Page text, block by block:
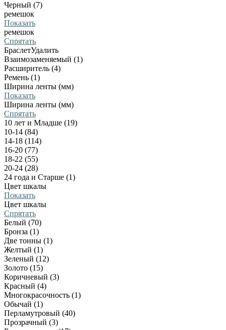
Черный (7)
ремешок
Показать
ремешок
Спрятать
БраслетУдалить
Взаимозаменяемый (1)
Расширитель (4)
Ремень (1)
Ширина ленты (мм)
Показать
Ширина ленты (мм)
Спрятать
10 лет и Младше (19)
10-14 (84)
14-18 (114)
16-20 (77)
18-22 (55)
20-24 (28)
24 года и Старше (1)
Цвет шкалы
Показать
Цвет шкалы
Спрятать
Белый (70)
Бронза (1)
Две тонны (1)
Желтый (1)
Зеленый (12)
Золото (15)
Коричневый (3)
Красный (4)
Многокрасочность (1)
Обычай (1)
Перламутровый (40)
Прозрачный (3)